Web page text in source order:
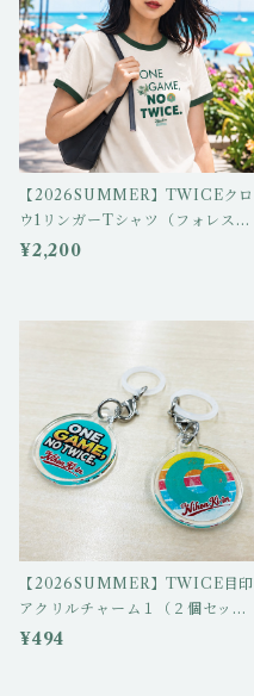
【2026SUMMER】TWICEクロ
ウ1リンガーTシャツ（フォレスト
グリーン/ナチュラル） igo-rt-01
¥2,200
【2026SUMMER】TWICE目印
アクリルチャーム１（２個セッ
ト） igo-ch-01,igo-ch-03
¥494